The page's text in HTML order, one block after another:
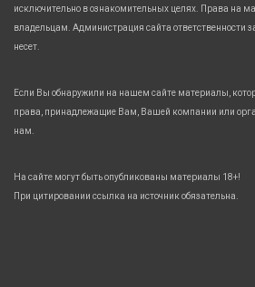
исключительно в ознакомительных целях. Права на
владельцам. Администрация сайта ответственности
несет.
Если Вы обнаружили на нашем сайте материалы,
права, принадлежащие Вам, Вашей компании или
нам.
На сайте могут быть опубликованы материалы 18+!
При цитировании ссылка на источник обязательна.